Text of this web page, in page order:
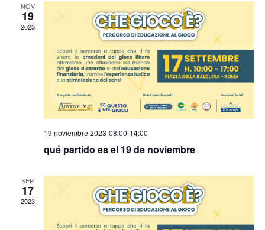
NOV
19
2023
19 noviembre 2023-08:00-14:00
qué partido es el 19 de noviembre
SEP
17
2023